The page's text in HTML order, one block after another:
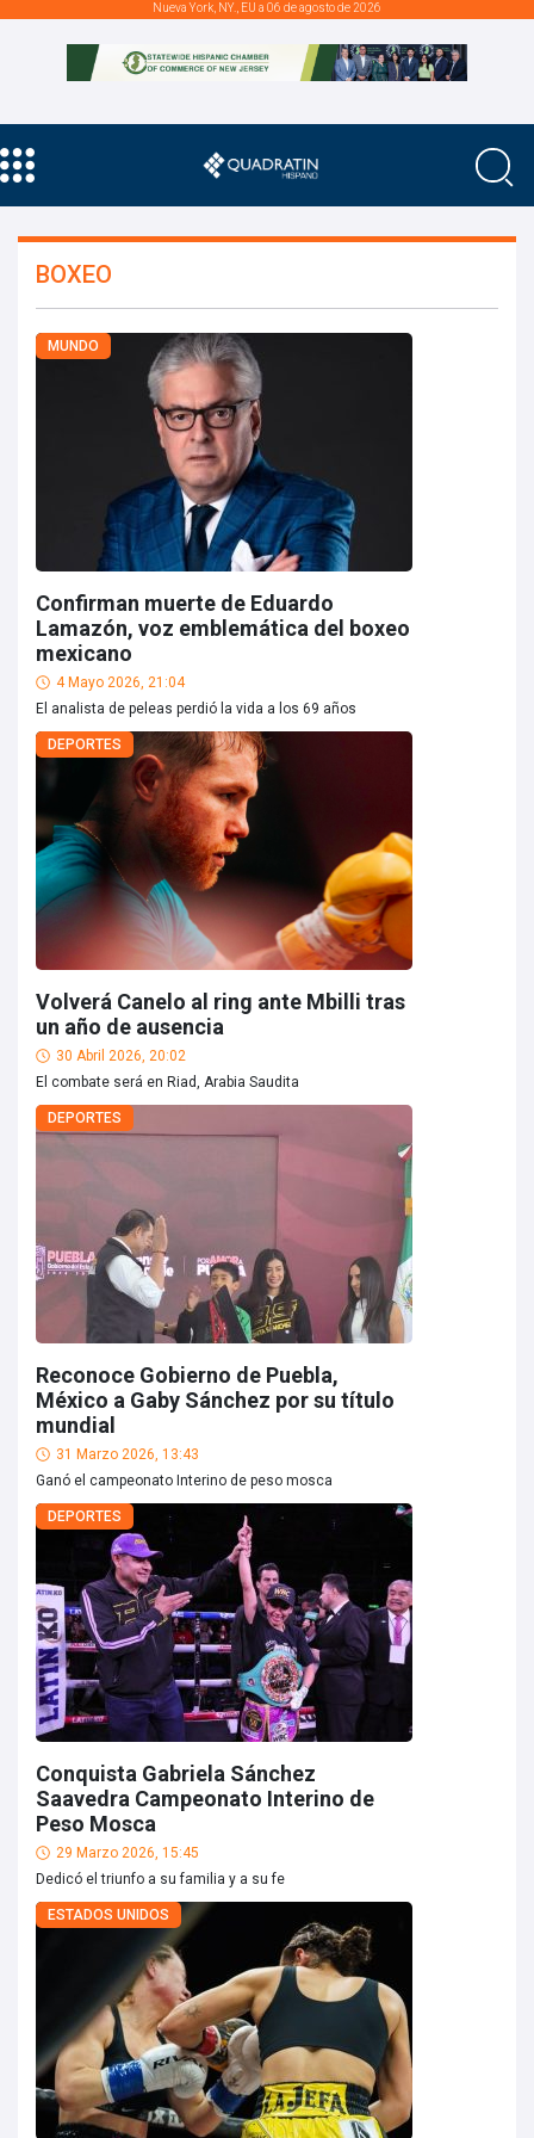
Nueva York, NY., EU a 06 de agosto de 2026
BOXEO
MUNDO
Confirman muerte de Eduardo
Lamazón, voz emblemática del boxeo
mexicano
4 Mayo 2026, 21:04
El analista de peleas perdió la vida a los 69 años
DEPORTES
Volverá Canelo al ring ante Mbilli tras
un año de ausencia
30 Abril 2026, 20:02
El combate será en Riad, Arabia Saudita
DEPORTES
Reconoce Gobierno de Puebla,
México a Gaby Sánchez por su título
mundial
31 Marzo 2026, 13:43
Ganó el campeonato Interino de peso mosca
DEPORTES
Conquista Gabriela Sánchez
Saavedra Campeonato Interino de
Peso Mosca
29 Marzo 2026, 15:45
Dedicó el triunfo a su familia y a su fe
ESTADOS UNIDOS